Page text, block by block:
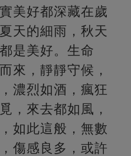
美好都深藏在歲
天的細雨，秋天
是美好。生命
來，靜靜守候，
濃烈如酒，瘋狂
，來去都如風，
如此這般，無數
傷感良多，或許